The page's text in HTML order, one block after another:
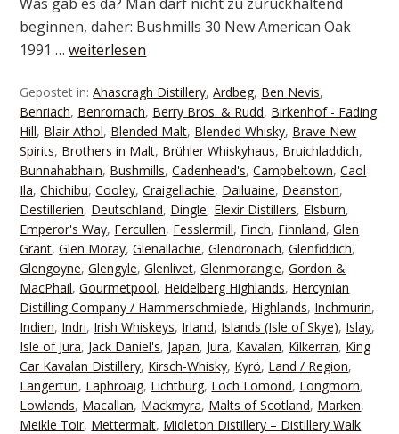
beginnen, daher: Bushmills 30 New American Oak
1991 …weiterlesen
Gepostet in:Ahascragh Distillery,Ardbeg, Ben Nevis,
Benriach, Benromach, Berry Bros. & Rudd, Birkenhof - Fading
Hill, Blair Athol, Blended Malt, Blended Whisky, Brave New
Spirits, Brothers in Malt, Brühler Whiskyhaus, Bruichladdich,
Bunnahabhain, Bushmills,Cadenhead's,Campbeltown,Caol
Ila,Chichibu,Cooley,Craigellachie, Dailuaine, Deanston,
Destillerien, Deutschland, Dingle, Elexir Distillers, Elsburn,
Emperor's Way, Fercullen, Fesslermill, Finch, Finnland,Glen
Grant,Glen Moray,Glenallachie,Glendronach,Glenfiddich,
Glengoyne,Glengyle,Glenlivet,Glenmorangie,Gordon &
MacPhail,Gourmetpool, Heidelberg Highlands, Hercynian
Distilling Company / Hammerschmiede, Highlands, Inchmurin,
Indien, Indri, Irish Whiskeys, Irland, Islands (Isle of Skye), Islay,
Isle of Jura, Jack Daniel's, Japan, Jura, Kavalan, Kilkerran, King
Car Kavalan Distillery, Kirsch-Whisky, Kyrö, Land / Region,
Langertun, Laphroaig, Lichtburg, Loch Lomond, Longmorn,
Lowlands, Macallan, Mackmyra, Malts of Scotland, Marken,
Meikle Toir, Mettermalt, Midleton Distillery – Distillery Walk